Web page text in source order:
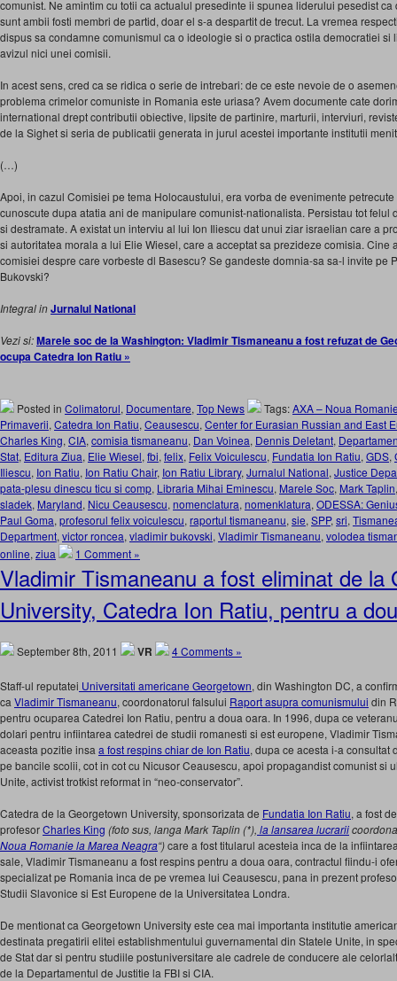
comunist. Ne amintim cu totii ca actualul presedinte ii spunea liderului pesedist
sunt ambii fosti membri de partid, doar el s-a despartit de trecut. La vremea
dispus sa condamne comunismul ca o ideologie si o practica ostila democratiei si
avizul nici unei comisii.
In acest sens, cred ca se ridica o serie de intrebari: de ce este nevoie de o
problema crimelor comuniste in Romania este uriasa? Avem documente cate
international drept contributii obiective, lipsite de partinire, marturii, interviuri,
de la Sighet si seria de publicatii generata in jurul acestei importante institutii
(…)
Apoi, in cazul Comisiei pe tema Holocaustului, era vorba de evenimente
cunoscute dupa atatia ani de manipulare comunist-nationalista. Persistau tot felul
si destramate. A existat un interviu al lui Ion Iliescu dat unui ziar israelian care a
si autoritatea morala a lui Elie Wiesel, care a acceptat sa prezideze comisia. Cine
comisiei despre care vorbeste dl Basescu? Se gandeste domnia-sa sa-l invite pe
Bukovski?
Integral inJurnalul National
Vezi si:Marele soc de la Washington: Vladimir Tismaneanu a fost refuzat de
ocupa Catedra Ion Ratiu »
Posted in Colimatorul, Documentare, Top News Tags:AXA – Noua
Primaverii, Catedra Ion Ratiu, Ceausescu, Center for Eurasian Russian and East
Charles King, CIA, comisia tismaneanu, Dan Voinea, Dennis Deletant,
Stat, Editura Ziua, Elie Wiesel, fbi, felix, Felix Voiculescu, Fundatia Ion Ratiu, GDS,
Iliescu, Ion Ratiu, Ion Ratiu Chair, Ion Ratiu Library, Jurnalul National, Justice
pata-plesu dinescu ticu si comp, Libraria Mihai Eminescu, Marele Soc, Mark Taplin
sladek, Maryland, Nicu Ceausescu, nomenclatura, nomenklatura, ODESSA:
Paul Goma, profesorul felix voiculescu, raportul tismaneanu, sie, SPP, sri,
Department, victor roncea, vladimir bukovski, Vladimir Tismaneanu, volodea
online, ziua 1 Comment »
Vladimir Tismaneanu a fost eliminat de la
University, Catedra Ion Ratiu, pentru a
September 8th, 2011 VR 4 Comments »
Staff-ul reputatei Universitati americane Georgetown, din Washington DC, a
ca Vladimir Tismaneanu, coordonatorul falsului Raport asupra comunismului din
pentru ocuparea Catedrei Ion Ratiu, pentru a doua oara. In 1996, dupa ce
dolari pentru infiintarea catedrei de studii romanesti si est europene, Vladimir
aceasta pozitie insa a fost respins chiar de Ion Ratiu, dupa ce acesta i-a consultat
pe bancile scolii, cot in cot cu Nicusor Ceausescu, apoi propagandist comunist si
Unite, activist trotkist reformat in “neo-conservator”.
Catedra de la Georgetown University, sponsorizata de Fundatia Ion Ratiu, a fost
profesorCharles King (foto sus, langa Mark Taplin (*), la lansarea lucrarii
Noua Romanie la Marea Neagra“)care a fost titularul acesteia inca de la
sale, Vladimir Tismaneanu a fost respins pentru a doua oara, contractul fiindu-i
specializat pe Romania inca de pe vremea lui Ceausescu, pana in prezent
Studii Slavonice si Est Europene de la Universitatea Londra.
De mentionat ca Georgetown University este cea mai importanta institutie
destinata pregatirii elitei establishmentului guvernamental din Statele Unite, in
de Stat dar si pentru studiile postuniversitare ale cadrele de conducere ale
de la Departamentul de Justitie la FBI si CIA.